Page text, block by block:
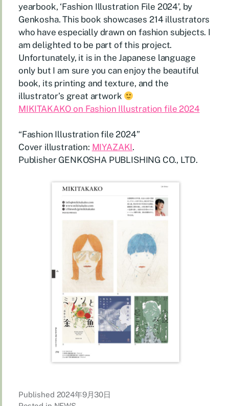
yearbook, ‘Fashion Illustration File 2024’, by
Genkosha. This book showcases 214 illustrators
who have especially drawn on fashion subjects. I
am delighted to be part of this project.
Unfortunately, it is in the Japanese language
only but I am sure you can enjoy the beautiful
book, its printing and texture, and the
illustrator’s great artwork
MIKITAKAKO on Fashion Illustration file 2024
“Fashion Illustration file 2024”
Cover illustration: MIYAZAKI.
Publisher GENKOSHA PUBLISHING CO., LTD.
Published 2024年9月30日